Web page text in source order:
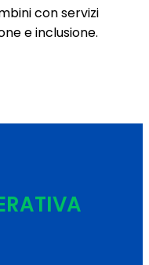
con servizi
e inclusione.